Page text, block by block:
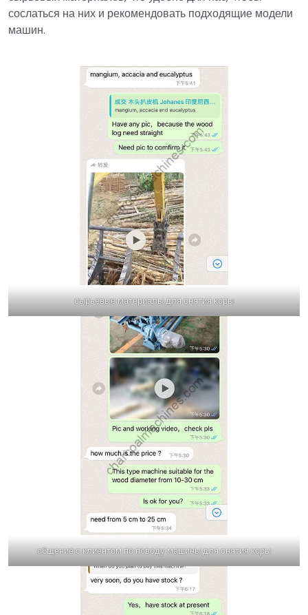
сослаться на них и рекомендовать подходящие модели
машин.
сырьевые материалы для снятия коры
общение с клиентом по поводу машины для снятия коры